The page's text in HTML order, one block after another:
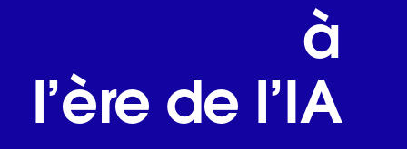
à
l’ère de l’IA